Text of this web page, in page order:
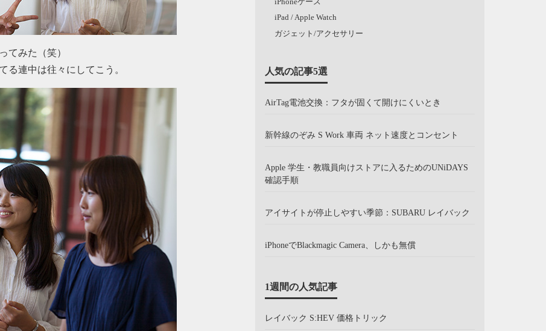
てみた（笑）
る連中は往々にしてこう。
iPad / Apple Watch
ガジェット/アクセサリー
人気の記事5選
AirTag電池交換：フタが固くて開けにくいとき
新幹線のぞみ S Work 車両 ネット速度とコンセント
Apple 学生・教職員向けストアに入るためのUNiDAYS
確認手順
アイサイトが停止しやすい季節：SUBARU レイバック
iPhoneでBlackmagic Camera、しかも無償
1週間の人気記事
レイバック S:HEV 価格トリック